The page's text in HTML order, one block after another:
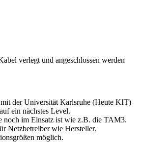
verlegt und angeschlossen werden
der Universität Karlsruhe (Heute KIT)
ein nächstes Level.
noch im Einsatz ist wie z.B. die TAM3.
Netzbetreiber wie Hersteller.
möglich.